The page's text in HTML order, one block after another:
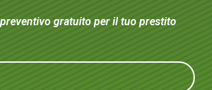
gratuito per il tuo prestito